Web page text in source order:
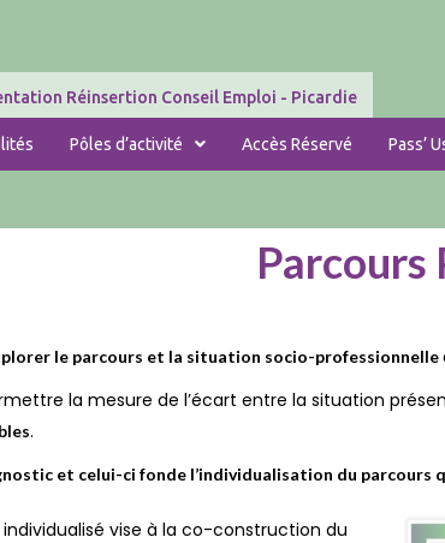
Réinsertion Conseil Emploi - Picardie
Pôles d’activité Accès Réservé Pass’
Parcours
le parcours et la situation socio-professionnelle
la mesure de l’écart entre la situation
.
et celui-ci fonde l’individualisation du parcours
individualisé vise à la co-construction du